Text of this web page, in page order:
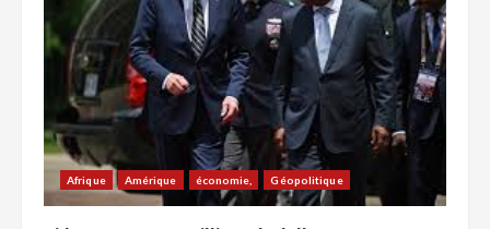
Afrique Amérique économie, Géopolitique